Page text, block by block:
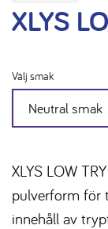
XLYS
Välj smak
Neutral smak
XLYS LOW
pulverform för
innehåll av